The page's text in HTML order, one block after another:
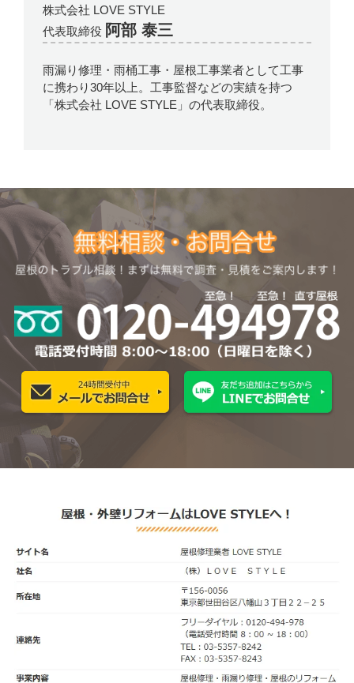
株式会社 LOVE STYLE
代表取締役 阿部 泰三
雨漏り修理・雨桶工事・屋根工事業者として工事
に携わり30年以上。工事監督などの実績を持つ
「株式会社 LOVE STYLE」の代表取締役。